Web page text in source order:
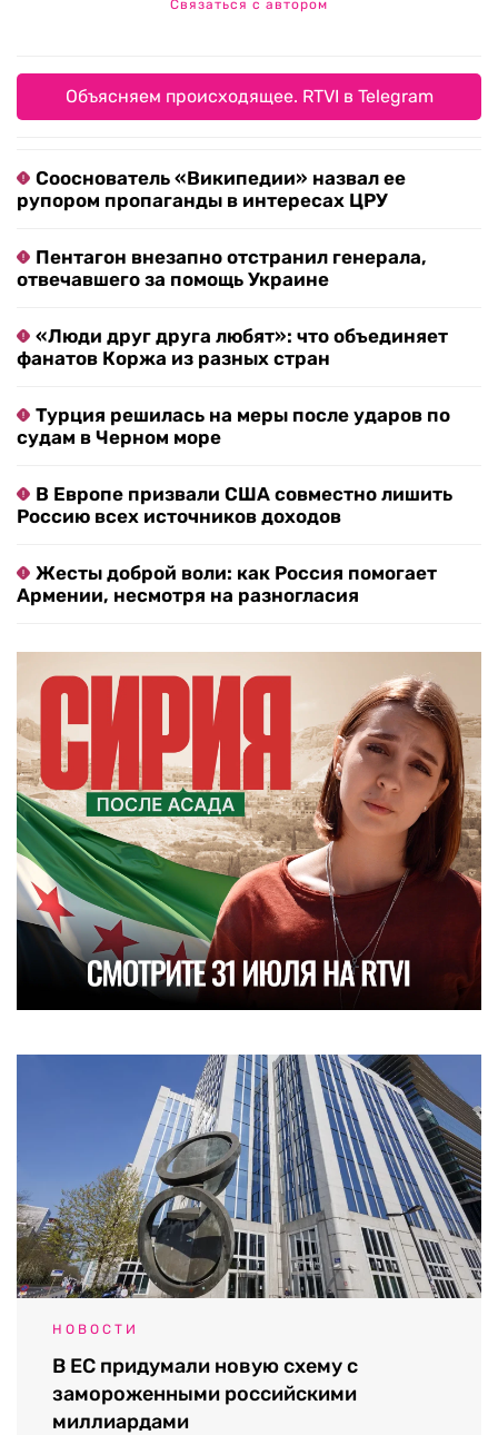
Связаться с автором
Объясняем происходящее. RTVI в Telegram
Сооснователь «Википедии» назвал ее
рупором пропаганды в интересах ЦРУ
Пентагон внезапно отстранил генерала,
отвечавшего за помощь Украине
«Люди друг друга любят»: что объединяет
фанатов Коржа из разных стран
Турция решилась на меры после ударов по
судам в Черном море
В Европе призвали США совместно лишить
Россию всех источников доходов
Жесты доброй воли: как Россия помогает
Армении, несмотря на разногласия
НОВОСТИ
В ЕС придумали новую схему с
замороженными российскими
миллиардами